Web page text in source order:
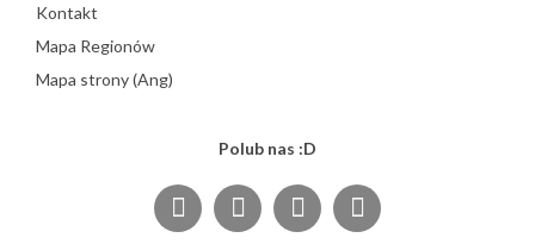
Kontakt
Mapa Regionów
Mapa strony (Ang)
Polub nas :D